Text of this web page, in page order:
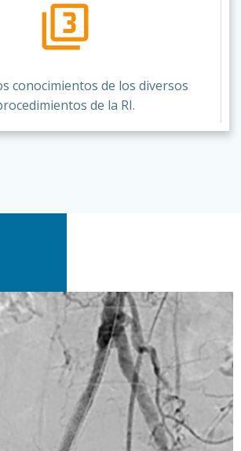
conocimientos de los diversos
de la RI.